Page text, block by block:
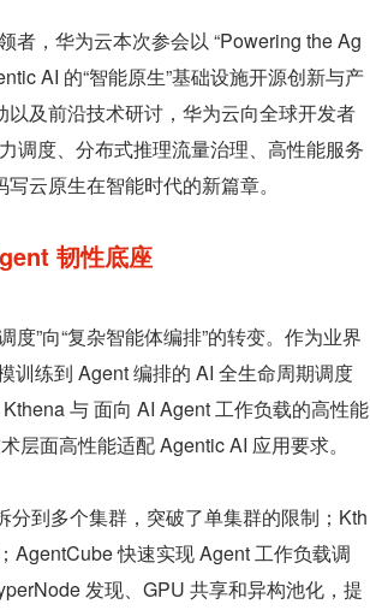
者，华为云本次参会以 “Powering the Ag
AI 的“智能原生”基础设施开源创新与产
及前沿技术研讨，华为云向全球开发者
调度、分布式推理流量治理、高性能服务
云原生在智能时代的新篇章。
韧性底座
”向“复杂智能体编排”的转变。作为业界
训练到 Agent 编排的 AI 全生命周期调度
与 面向 AI Agent 工作负载的高性能
面高性能适配 Agentic AI 应用要求。
分到多个集群，突破了单集群的限制；Kth
AgentCube 快速实现 Agent 工作负载调
发现、GPU 共享和异构池化，提